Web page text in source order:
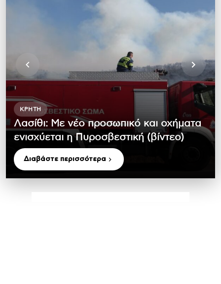
ΚΡΉΤΗ
Λασίθι: Με νέο προσωπικό και οχήματα
ενισχύεται η Πυροσβεστική (βίντεο)
Διαβάστε περισσότερα